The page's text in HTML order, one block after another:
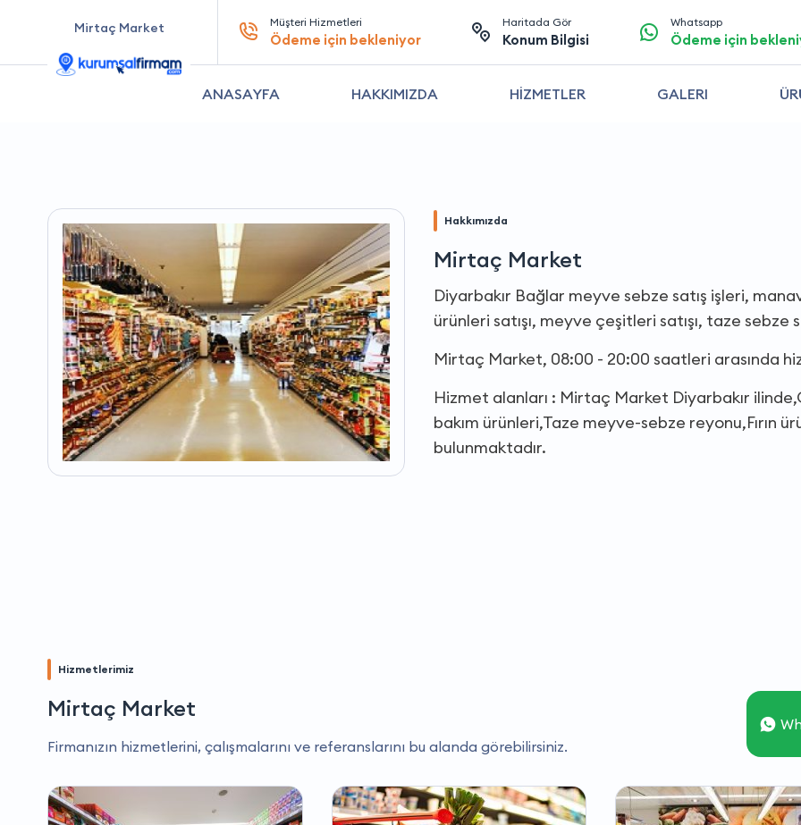
Mirtaç Market Müşteri Hizmetleri
Ödeme için bekleniyor
Haritada Gör
Konum Bilgisi
Whatsapp
Ödeme için
ANASAYFA HAKKIMIZDA HİZMETLER GALERI
Hakkımızda
Mirtaç Market
Diyarbakır Bağlar meyve sebze satış işleri,
ürünleri satışı, meyve çeşitleri satışı, taze
Mirtaç Market, 08:00 - 20:00 saatleri arasında
Hizmet alanları : Mirtaç Market Diyarbakır
bakım ürünleri,Taze meyve-sebze reyonu,Fırın
bulunmaktadır.
Hizmetlerimiz
Mirtaç Market
Firmanızın hizmetlerini, çalışmalarını ve referanslarını bu alanda görebilirsiniz.